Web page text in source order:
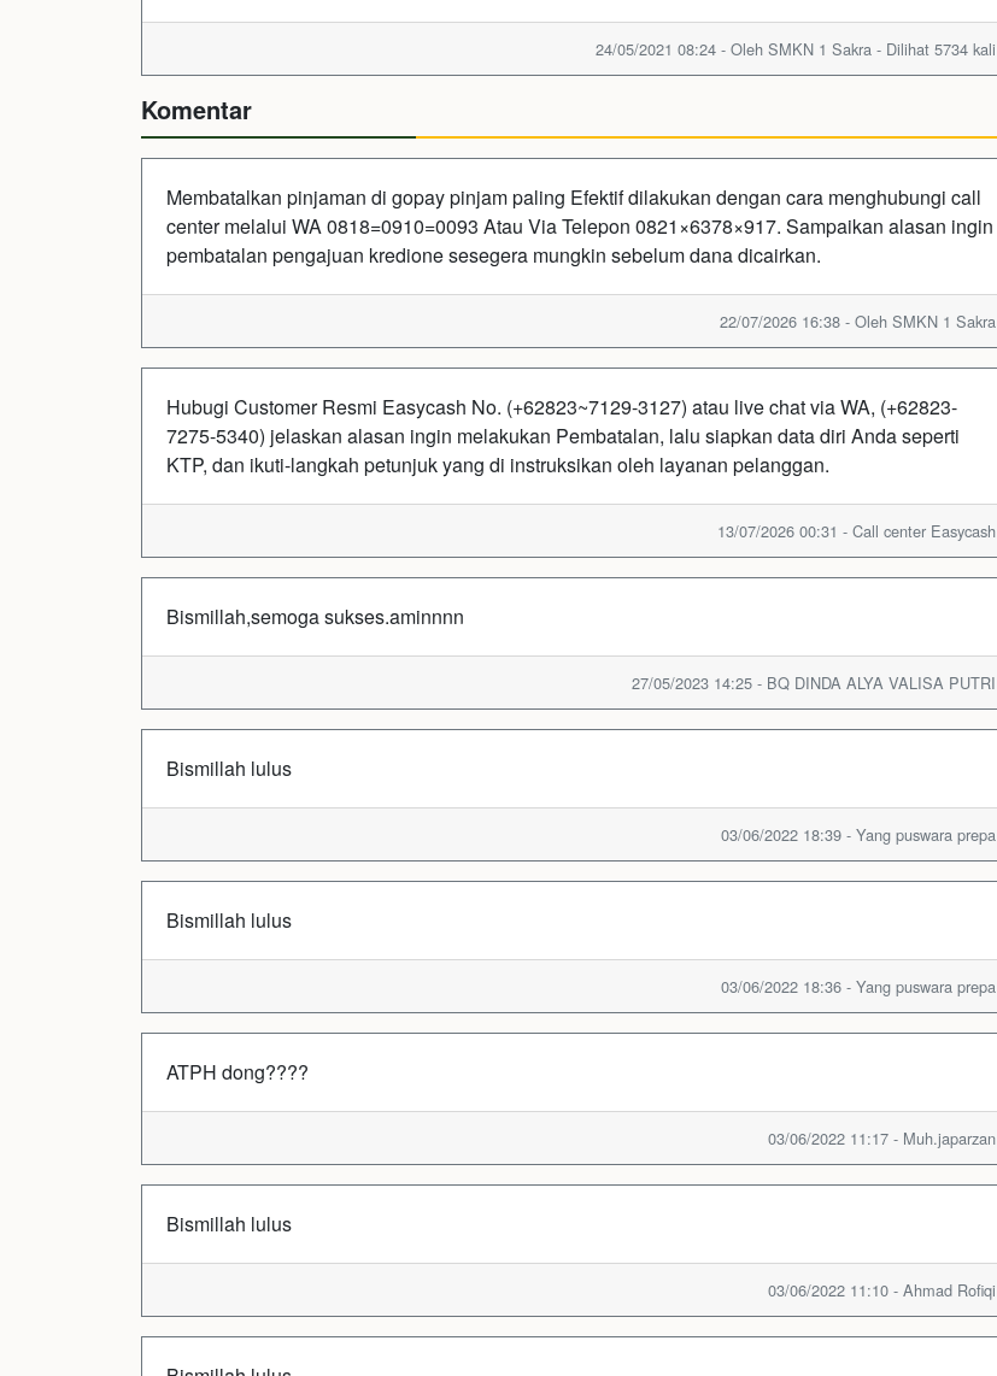
24/05/2021 08:24 - Oleh SMKN 1 Sakra - Dilihat 5734 kali
Komentar
Membatalkan pinjaman di gopay pinjam paling Efektif dilakukan dengan cara menghubungi call
center melalui WA 0818=0910=0093 Atau Via Telepon 0821×6378×917. Sampaikan alasan ingin
pembatalan pengajuan kredione sesegera mungkin sebelum dana dicairkan.
22/07/2026 16:38 - Oleh SMKN 1 Sakra
Hubugi Customer Resmi Easycash No. (+62823~7129-3127) atau live chat via WA, (+62823-
7275-5340) jelaskan alasan ingin melakukan Pembatalan, lalu siapkan data diri Anda seperti
KTP, dan ikuti-langkah petunjuk yang di instruksikan oleh layanan pelanggan.
13/07/2026 00:31 - Call center Easycash
Bismillah,semoga sukses.aminnnn
27/05/2023 14:25 - BQ DINDA ALYA VALISA PUTRI
Bismillah lulus
03/06/2022 18:39 - Yang puswara prepa
Bismillah lulus
03/06/2022 18:36 - Yang puswara prepa
ATPH dong????
03/06/2022 11:17 - Muh.japarzan
Bismillah lulus
03/06/2022 11:10 - Ahmad Rofiqi